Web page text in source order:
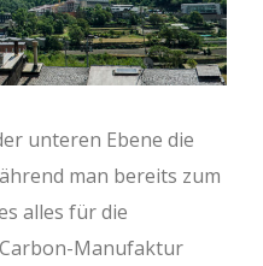
unteren Ebene die
man bereits zum
alles für die
Manufaktur